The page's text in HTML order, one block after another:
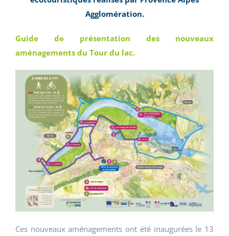
Agglomération.
Guide de présentation des nouveaux
aménagements du Tour du lac.
Ces nouveaux aménagements ont été inaugurées le 13